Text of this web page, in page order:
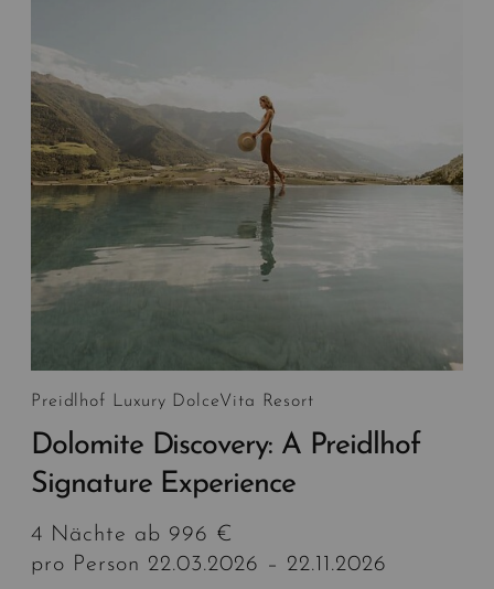
Preidlhof Luxury DolceVita Resort
Dolomite Discovery: A Preidlhof
Signature Experience
4 Nächte ab 996 €
pro Person 22.03.2026 – 22.11.2026